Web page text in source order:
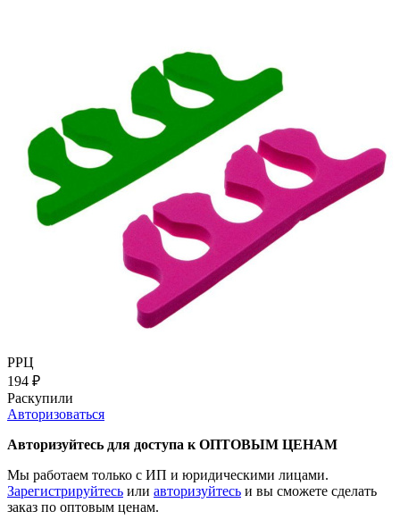
РРЦ
194 ₽
Раскупили
Авторизоваться
Авторизуйтесь для доступа к ОПТОВЫМ ЦЕНАМ
Мы работаем только с ИП и юридическими лицами.
Зарегистрируйтесь или авторизуйтесь и вы сможете сделать
заказ по оптовым ценам.